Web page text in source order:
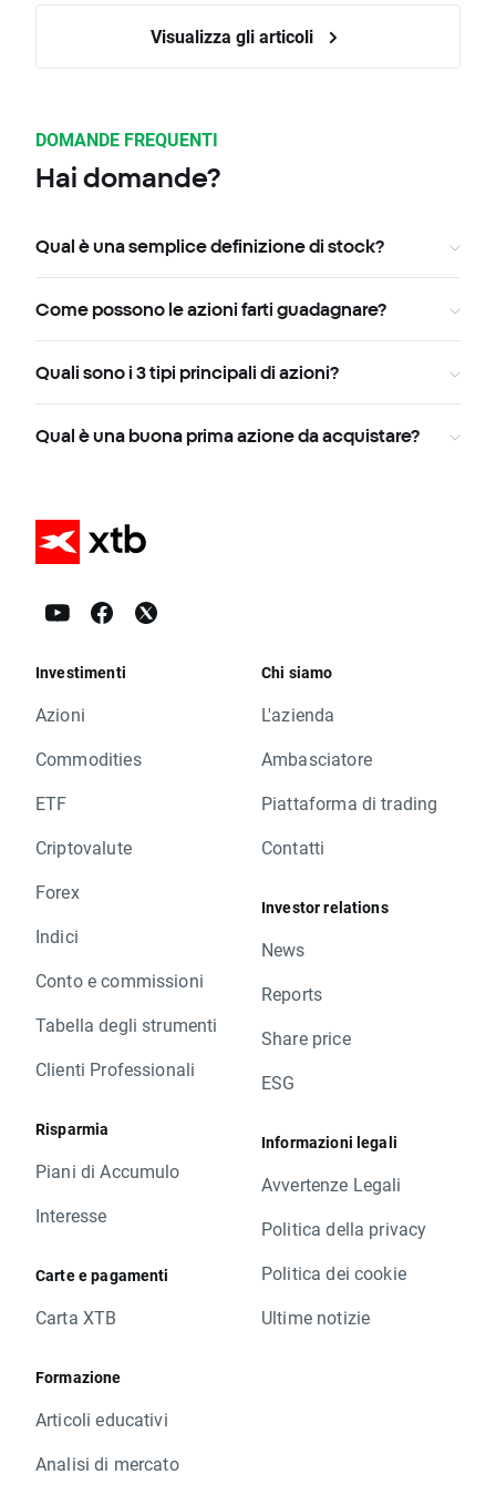
Visualizza gli articoli
DOMANDE FREQUENTI
Hai domande?
Qual è una semplice definizione di stock?
Come possono le azioni farti guadagnare?
Quali sono i 3 tipi principali di azioni?
Qual è una buona prima azione da acquistare?
Investimenti
Azioni
Commodities
ETF
Criptovalute
Forex
Indici
Conto e commissioni
Tabella degli strumenti
Clienti Professionali
Risparmia
Piani di Accumulo
Interesse
Carte e pagamenti
Carta XTB
Formazione
Articoli educativi
Analisi di mercato
Chi siamo
L'azienda
Ambasciatore
Piattaforma di trading
Contatti
Investor relations
News
Reports
Share price
ESG
Informazioni legali
Avvertenze Legali
Politica della privacy
Politica dei cookie
Ultime notizie